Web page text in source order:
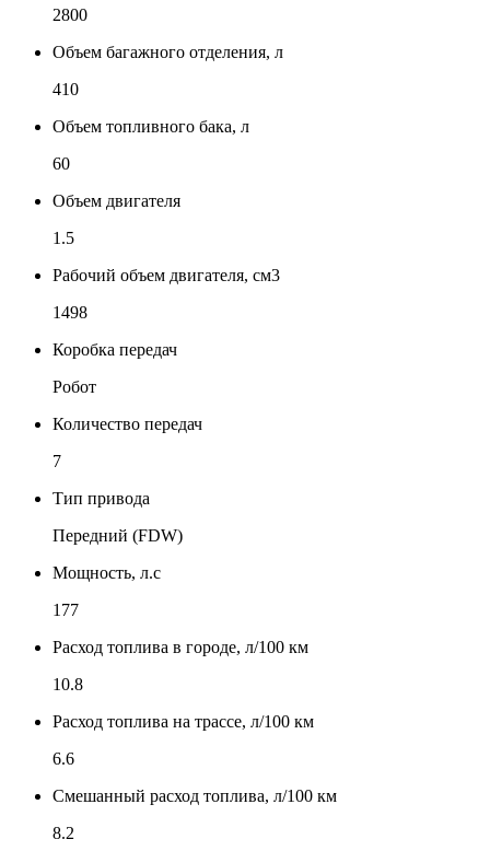
2800
Объем багажного отделения, л
410
Объем топливного бака, л
60
Объем двигателя
1.5
Рабочий объем двигателя, см3
1498
Коробка передач
Робот
Количество передач
7
Тип привода
Передний (FDW)
Мощность, л.с
177
Расход топлива в городе, л/100 км
10.8
Расход топлива на трассе, л/100 км
6.6
Смешанный расход топлива, л/100 км
8.2